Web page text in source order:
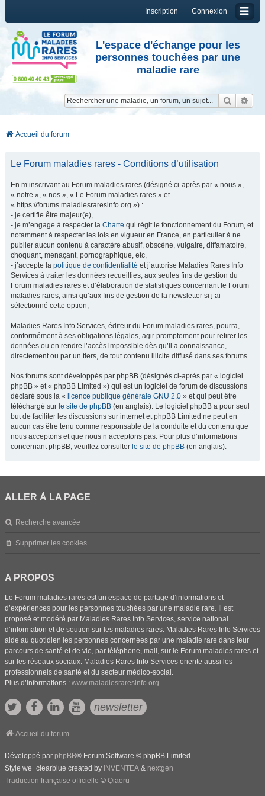
Connexion
Inscription
L'espace d'échange pour les
personnes touchées par une
maladie rare
Accueil du forum
Le Forum maladies rares - Conditions d’utilisation
En m’inscrivant au Forum maladies rares (désigné ci-après par « nous »,
« notre », « nos », « Le Forum maladies rares » et
« https://forums.maladiesraresinfo.org ») :
- je certifie être majeur(e),
- je m’engage à respecter la Charte qui régit le fonctionnement du Forum, et
notamment à respecter les lois en vigueur en France, en particulier à ne
publier aucun contenu à caractère abusif, obscène, vulgaire, diffamatoire,
choquant, menaçant, pornographique, etc,
- j’accepte la politique de confidentialité et j’autorise Maladies Rares Info
Services à traiter les données recueillies, aux seules fins de gestion du
Forum maladies rares et d’élaboration de statistiques concernant le Forum
maladies rares, ainsi qu’aux fins de gestion de la newsletter si j’ai
sélectionné cette option,
Maladies Rares Info Services, éditeur du Forum maladies rares, pourra,
conformément à ses obligations légales, agir promptement pour retirer les
données ou en rendre l’accès impossible dès qu’il a connaissance,
directement ou par un tiers, de tout contenu illicite diffusé dans ses forums.
Nos forums sont développés par phpBB (désignés ci-après par « logiciel
phpBB » et « phpBB Limited ») qui est un logiciel de forum de discussions
déclaré sous la « licence publique générale GNU 2.0 » et qui peut être
téléchargé sur le site de phpBB (en anglais). Le logiciel phpBB a pour seul
but de faciliter les discussions sur internet et phpBB Limited ne peut en
aucun cas être tenu comme responsable de la conduite et du contenu que
nous acceptons et que nous n’acceptons pas. Pour plus d’informations
concernant phpBB, veuillez consulter le site de phpBB (en anglais).
ALLER À LA PAGE
Recherche avancée
Supprimer les cookies
A PROPOS
Le Forum maladies rares est un espace de partage d’informations et
d’expériences pour les personnes touchées par une maladie rare. Il est
proposé et modéré par Maladies Rares Info Services, service national
d’information et de soutien sur les maladies rares. Maladies Rares Info Services
aide au quotidien les personnes concernées par une maladie rare dans leur
parcours de santé et de vie, par téléphone, mail, sur le Forum maladies rares et
sur les réseaux sociaux. Maladies Rares Info Services oriente aussi les
professionnels de santé et du secteur médico-social.
Plus d’informations : www.maladiesraresinfo.org
newsletter
Accueil du forum
Développé par phpBB® Forum Software © phpBB Limited
Style we_clearblue created by INVENTEA & nextgen
Traduction française officielle © Qiaeru